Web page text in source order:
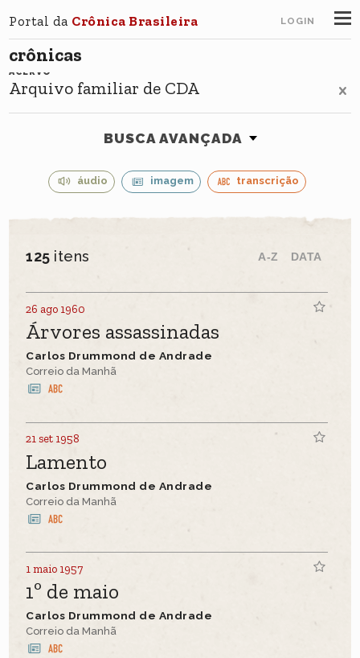
Portal da Crônica Brasileira LOGIN
crônicas
ACERVO
Arquivo familiar de CDA
BUSCA AVANÇADA
áudio imagem transcrição
125 itens A-Z DATA
26 ago 1960
Árvores assassinadas
Carlos Drummond de Andrade
Correio da Manhã
21 set 1958
Lamento
Carlos Drummond de Andrade
Correio da Manhã
1 maio 1957
1º de maio
Carlos Drummond de Andrade
Correio da Manhã